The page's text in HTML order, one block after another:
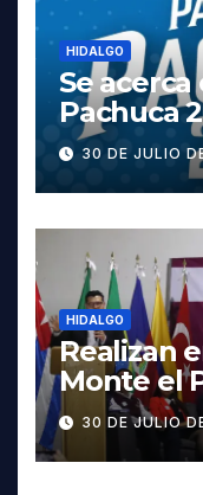
HIDALGO
Se
Pachuca
cartelera
fechas y
30 DE JULIO
HIDALGO
Realizan
Monte el
contra la
30 DE JULIO